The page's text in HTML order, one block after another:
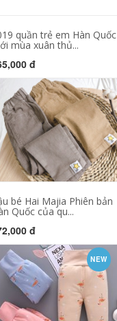
quần trẻ em Hàn Quốc
mùa xuân thủ...
đ
bé Hai Majia Phiên bản
Quốc của qu...
đ
NEW